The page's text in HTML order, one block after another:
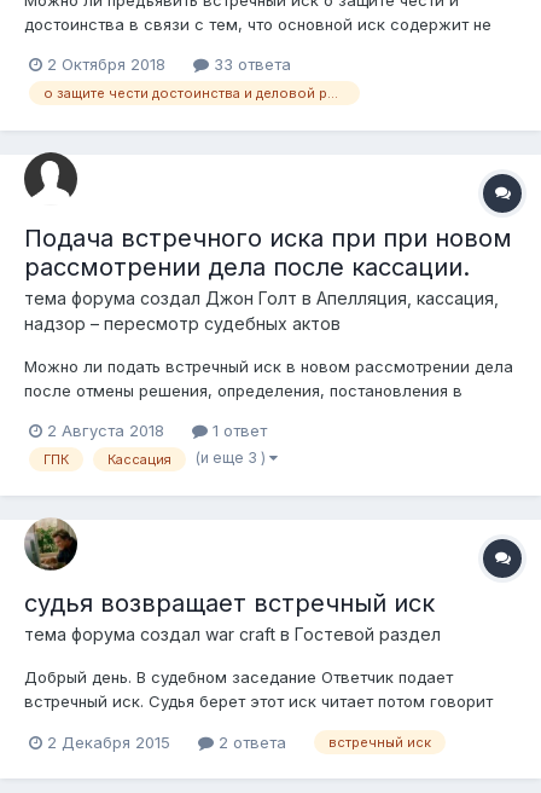
достоинства в связи с тем, что основной иск содержит не
рассматриваться как не соответствующие действительности
сведения, содержащиеся в иске? Или встречный иск должен
2 Октября 2018 33 ответа
о защите чести достоинства и деловой репутации
Подача встречного иска при при новом
рассмотрении дела после кассации.
тема форума создал Джон Голт в Апелляция, кассация,
надзор – пересмотр судебных актов
Можно ли подать встречный иск в новом рассмотрении дела
после отмены решения, определения, постановления в
2 Августа 2018
1 ответ
ГПК Кассация (и еще 3 )
судья возвращает встречный иск
тема форума создал war craft в Гостевой раздел
Добрый день. В судебном заседание Ответчик подает
встречный иск. Судья берет этот иск читает потом говорит
соответственно последовало возмущение негодование но
2 Декабря 2015 2 ответа встречный иск